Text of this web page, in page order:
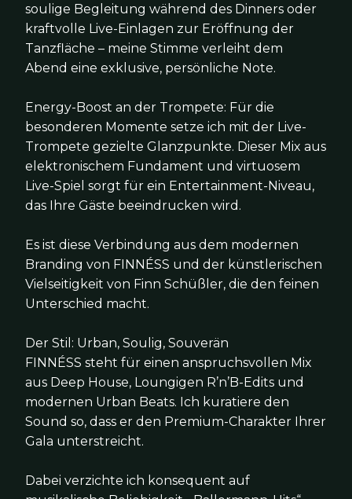
soulige Begleitung während des Dinners oder
kraftvolle Live-Einlagen zur Eröffnung der
Tanzfläche – meine Stimme verleiht dem
Abend eine exklusive, persönliche Note.
Energy-Boost an der Trompete: Für die
besonderen Momente setze ich mit der Live-
Trompete gezielte Glanzpunkte. Dieser Mix aus
elektronischem Fundament und virtuosem
Live-Spiel sorgt für ein Entertainment-Niveau,
das Ihre Gäste beeindrucken wird.
Es ist diese Verbindung aus dem modernen
Branding von FINNÉSS und der künstlerischen
Vielseitigkeit von Finn Schüßler, die den feinen
Unterschied macht.
Der Stil: Urban, Soulig, Souverän
FINNÉSS steht für einen anspruchsvollen Mix
aus Deep House, Loungigen R’n’B-Edits und
modernen Urban Beats. Ich kuratiere den
Sound so, dass er den Premium-Charakter Ihrer
Gala unterstreicht.
Dabei verzichte ich konsequent auf